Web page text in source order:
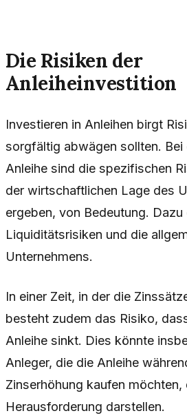
Die Risiken der
Anleiheinvestition
Investieren in Anleihen birgt
sorgfältig abwägen sollten. Bei
Anleihe sind die spezifischen
der wirtschaftlichen Lage des
ergeben, von Bedeutung.
Liquiditätsrisiken und die
Unternehmens.
In einer Zeit, in der die
besteht zudem das Risiko,
Anleihe sinkt. Dies könnte
Anleger, die die Anleihe
Zinserhöhung kaufen möchten,
Herausforderung darstellen.